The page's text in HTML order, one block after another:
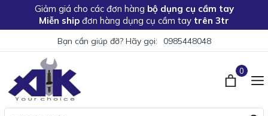
Giảm giá cho các đơn hàng bộ dụng cụ cầm tay
Miễn ship đơn hàng dụng cụ cầm tay trên 3tr
Bạn cần giúp đỡ? Hãy gọi: 0985448048
0